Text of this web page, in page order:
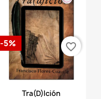
Vista rápida
Tra(d)Ición
-5% favorite_border